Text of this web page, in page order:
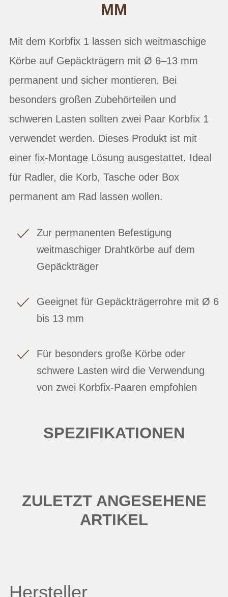
MM
Mit dem Korbfix 1 lassen sich weitmaschige
Körbe auf Gepäckträgern mit Ø 6–13 mm
permanent und sicher montieren. Bei
besonders großen Zubehörteilen und
schweren Lasten sollten zwei Paar Korbfix 1
verwendet werden. Dieses Produkt ist mit
einer fix-Montage Lösung ausgestattet. Ideal
für Radler, die Korb, Tasche oder Box
permanent am Rad lassen wollen.
Zur permanenten Befestigung
weitmaschiger Drahtkörbe auf dem
Gepäckträger
Geeignet für Gepäckträgerrohre mit Ø 6
bis 13 mm
Für besonders große Körbe oder
schwere Lasten wird die Verwendung
von zwei Korbfix-Paaren empfohlen
SPEZIFIKATIONEN
ZULETZT ANGESEHENE
ARTIKEL
Hersteller